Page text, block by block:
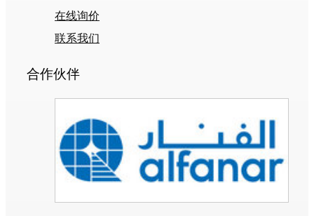
在线询价
联系我们
合作伙伴